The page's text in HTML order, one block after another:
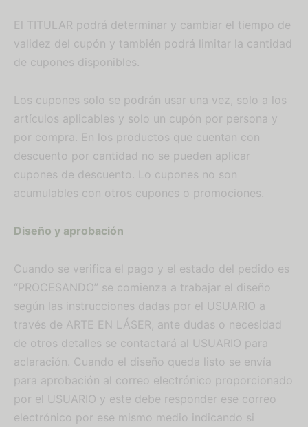
El TITULAR podrá determinar y cambiar el tiempo de
validez del cupón y también podrá limitar la cantidad
de cupones disponibles.
Los cupones solo se podrán usar una vez, solo a los
artículos aplicables y solo un cupón por persona y
por compra. En los productos que cuentan con
descuento por cantidad no se pueden aplicar
cupones de descuento. Lo cupones no son
acumulables con otros cupones o promociones.
Diseño y aprobación
Cuando se verifica el pago y el estado del pedido es
“PROCESANDO” se comienza a trabajar el diseño
según las instrucciones dadas por el USUARIO a
través de ARTE EN LÁSER, ante dudas o necesidad
de otros detalles se contactará al USUARIO para
aclaración. Cuando el diseño queda listo se envía
para aprobación al correo electrónico proporcionado
por el USUARIO y este debe responder ese correo
electrónico por ese mismo medio indicando si